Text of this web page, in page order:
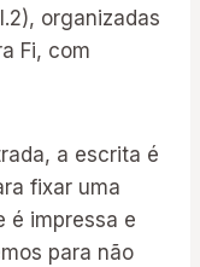
organizadas
Fi, com
a escrita é
fixar uma
é impressa e
para não